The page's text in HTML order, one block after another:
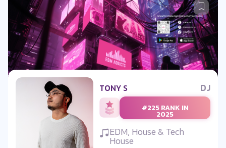
TONY S DJ
#225 RANK IN
2025
EDM, House & Tech
House